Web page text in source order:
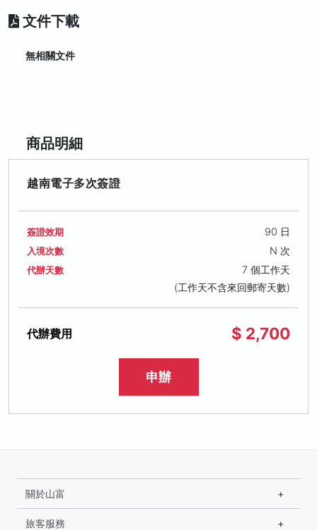
文件下載
無相關文件
商品明細
越南電子多次簽證
簽證效期 90 日
入境次數 N 次
代辦天數
7 個工作天
(工作天不含來回郵寄天數)
代辦費用 $ 2,700
申辦
關於山富
旅客服務